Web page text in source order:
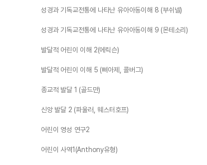
성경과 기독교전통에 나타난 유아아동이해 8 (부쉬넬)
성경과 기독교전통에 나타난 유아아동이해 9 (몬테소리)
발달적 어린이 이해 2(에릭슨)
발달적 어린이 이해 5 (삐아제, 콜버그)
종교적 발달 1 (골드만)
신앙 발달 2 (파울러, 웨스터호프)
어린이 영성 연구2
어린이 사역1(Anthony유형)